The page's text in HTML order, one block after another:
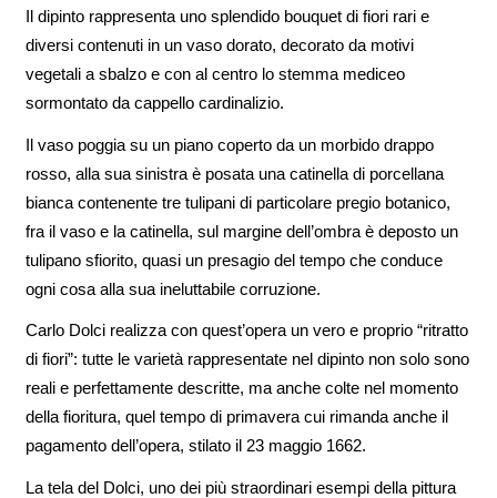
Il dipinto rappresenta uno splendido bouquet di fiori rari e
diversi contenuti in un vaso dorato, decorato da motivi
vegetali a sbalzo e con al centro lo stemma mediceo
sormontato da cappello cardinalizio.
Il vaso poggia su un piano coperto da un morbido drappo
rosso, alla sua sinistra è posata una catinella di porcellana
bianca contenente tre tulipani di particolare pregio botanico,
fra il vaso e la catinella, sul margine dell’ombra è deposto un
tulipano sfiorito, quasi un presagio del tempo che conduce
ogni cosa alla sua ineluttabile corruzione.
Carlo Dolci realizza con quest’opera un vero e proprio “ritratto
di fiori”: tutte le varietà rappresentate nel dipinto non solo sono
reali e perfettamente descritte, ma anche colte nel momento
della fioritura, quel tempo di primavera cui rimanda anche il
pagamento dell’opera, stilato il 23 maggio 1662.
La tela del Dolci, uno dei più straordinari esempi della pittura